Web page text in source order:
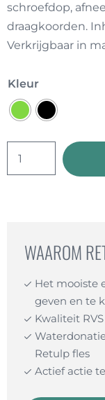
schroefdop,
draagkoorden.
Verkrijgbaar in
Kleur
thermosfles
WAAROM
Het mooiste
geven en te
Kwaliteit
Retulp fles
Actief actie